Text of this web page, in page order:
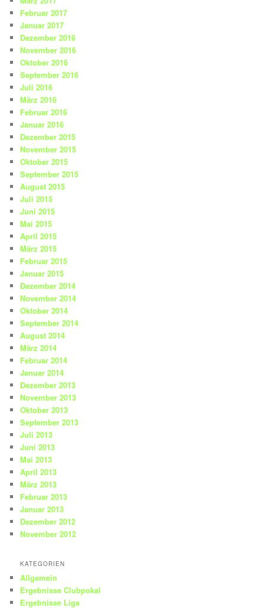
Februar 2017
Januar 2017
Dezember 2016
November 2016
Oktober 2016
September 2016
Juli 2016
März 2016
Februar 2016
Januar 2016
Dezember 2015
November 2015
Oktober 2015
September 2015
August 2015
Juli 2015
Juni 2015
Mai 2015
April 2015
März 2015
Februar 2015
Januar 2015
Dezember 2014
November 2014
Oktober 2014
September 2014
August 2014
März 2014
Februar 2014
Januar 2014
Dezember 2013
November 2013
Oktober 2013
September 2013
Juli 2013
Juni 2013
Mai 2013
April 2013
März 2013
Februar 2013
Januar 2013
Dezember 2012
November 2012
KATEGORIEN
Allgemein
Ergebnisse Clubpokal
Ergebnisse Liga